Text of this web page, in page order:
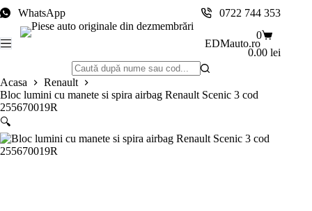
Sari
la
conținut
WhatsApp 0722 744 353
EDMauto.ro
Coș
de
0.00lei
0
Niciun
rezultat
Acasa
Renault
Bloc lumini cu manete si spira airbag Renault Scenic 3 cod
255670019R
🔍